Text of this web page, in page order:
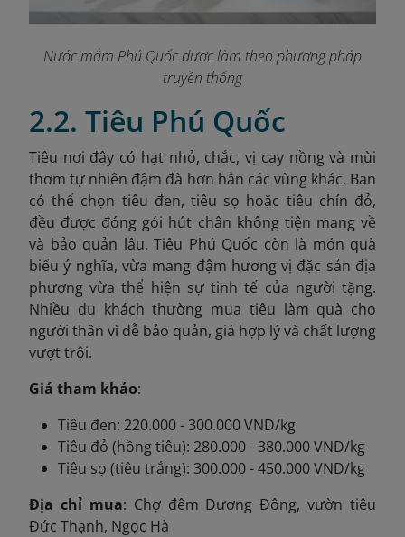
Nước mắm Phú Quốc được làm theo phương pháp
truyền thống
2.2. Tiêu Phú Quốc
Tiêu nơi đây có hạt nhỏ, chắc, vị cay nồng và mùi
thơm tự nhiên đậm đà hơn hẳn các vùng khác. Bạn
có thể chọn tiêu đen, tiêu sọ hoặc tiêu chín đỏ,
đều được đóng gói hút chân không tiện mang về
và bảo quản lâu. Tiêu Phú Quốc còn là món quà
biếu ý nghĩa, vừa mang đậm hương vị đặc sản địa
phương vừa thể hiện sự tinh tế của người tặng.
Nhiều du khách thường mua tiêu làm quà cho
người thân vì dễ bảo quản, giá hợp lý và chất lượng
vượt trội.
Giá tham khảo:
Tiêu đen: 220.000 - 300.000 VND/kg
Tiêu đỏ (hồng tiêu): 280.000 - 380.000 VND/kg
Tiêu sọ (tiêu trắng): 300.000 - 450.000 VND/kg
Địa chỉ mua: Chợ đêm Dương Đông, vườn tiêu
Đức Thạnh, Ngọc Hà